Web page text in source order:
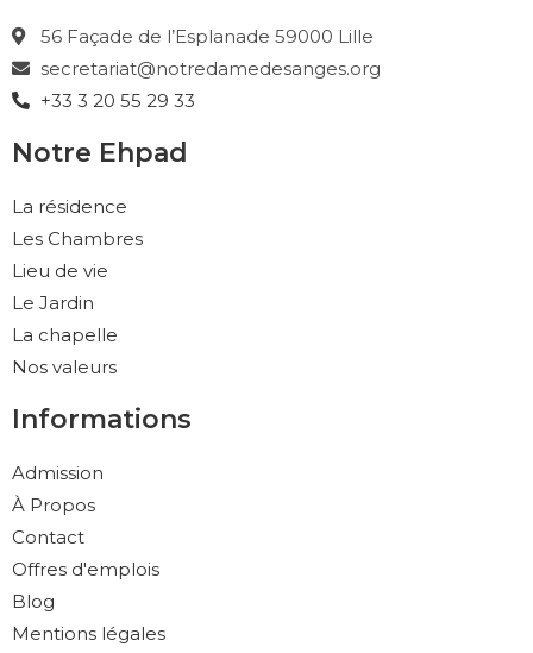
56 Façade de l’Esplanade 59000 Lille
secretariat@notredamedesanges.org
+33 3 20 55 29 33
Notre Ehpad
La résidence
Les Chambres
Lieu de vie
Le Jardin
La chapelle
Nos valeurs
Informations
Admission
À Propos
Contact
Offres d'emplois
Blog
Mentions légales